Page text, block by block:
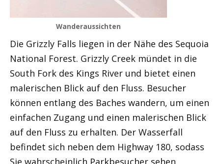
Wanderaussichten
Die Grizzly Falls liegen in der Nähe des Sequoia
National Forest. Grizzly Creek mündet in die
South Fork des Kings River und bietet einen
malerischen Blick auf den Fluss. Besucher
können entlang des Baches wandern, um einen
einfachen Zugang und einen malerischen Blick
auf den Fluss zu erhalten. Der Wasserfall
befindet sich neben dem Highway 180, sodass
Sie wahrscheinlich Parkbesucher sehen